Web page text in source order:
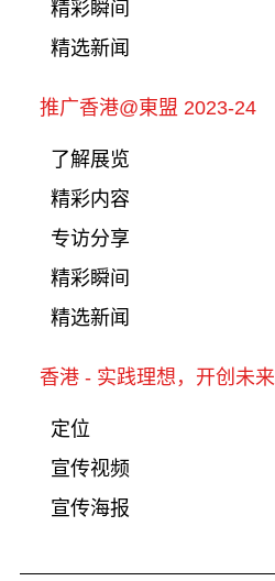
精彩瞬间
精选新闻
推广香港@東盟 2023-24
了解展览
精彩内容
专访分享
精彩瞬间
精选新闻
香港 - 实践理想，开创未来
定位
宣传视频
宣传海报